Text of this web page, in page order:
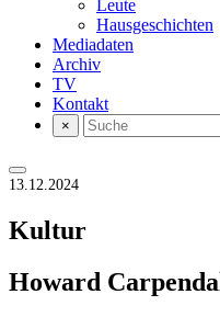
Leute
Hausgeschichten
Mediadaten
Archiv
TV
Kontakt
×
13.12.2024
Kultur
Howard